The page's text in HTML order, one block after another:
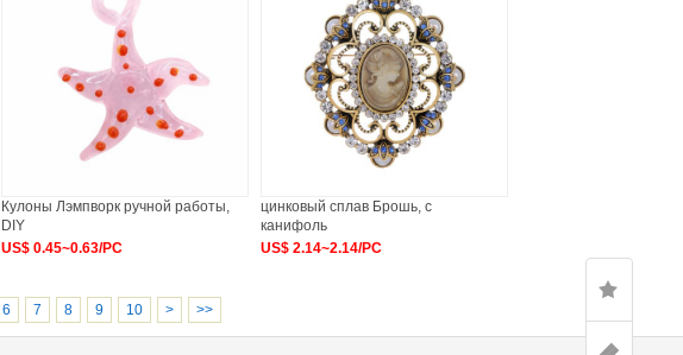
Кулоны Лэмпворк ручной работы,
DIY
US$ 0.45~0.63/PC
цинковый сплав Брошь, с
канифоль
US$ 2.14~2.14/PC
6 7 8 9 10 > >>